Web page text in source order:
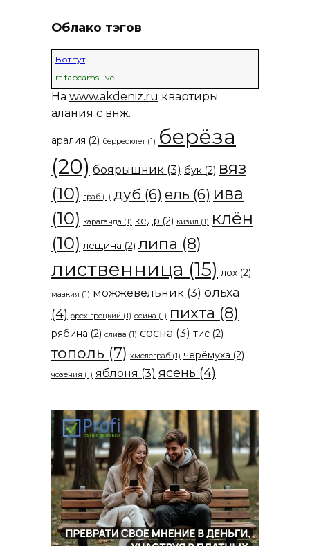
Облако тэгов
Вот тут
rt.fapcams.live
На www.akdeniz.ru квартиры
алания с внж.
аралия (2) берресклет (1) берёза
(20) боярышник (3) бук (2) вяз
(10) граб (1) дуб (6) ель (6) ива
(10) караганда (1) кедр (2) кизил (1) клён
(10) лещина (2) липа (8)
лиственница (15) лох (2)
маакия (1) можжевельник (3) ольха
(4) орех грецкий (1) осина (1) пихта (8)
рябина (2) слива (1) сосна (3) тис (2)
тополь (7) хмелеграб (1) черёмуха (2)
чозения (1) яблоня (3) ясень (4)